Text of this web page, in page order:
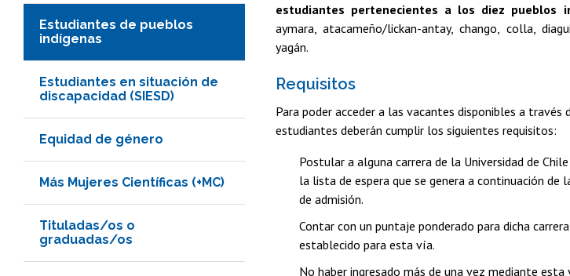
Estudiantes de pueblos
indígenas
Estudiantes en situación de
discapacidad (SIESD)
Equidad de género
Más Mujeres Científicas (+MC)
Tituladas/os o
graduadas/os
estudiantes pertenecientes a los diez pueblos
aymara, atacameño/lickan-antay, chango, colla,
yagán.
Requisitos
Para poder acceder a las vacantes disponibles a
estudiantes deberán cumplir los siguientes requisitos:
Postular a alguna carrera de la Universidad de
la lista de espera que se genera a continuación
de admisión.
Contar con un puntaje ponderado para dicha
establecido para esta vía.
No haber ingresado más de una vez mediante esta